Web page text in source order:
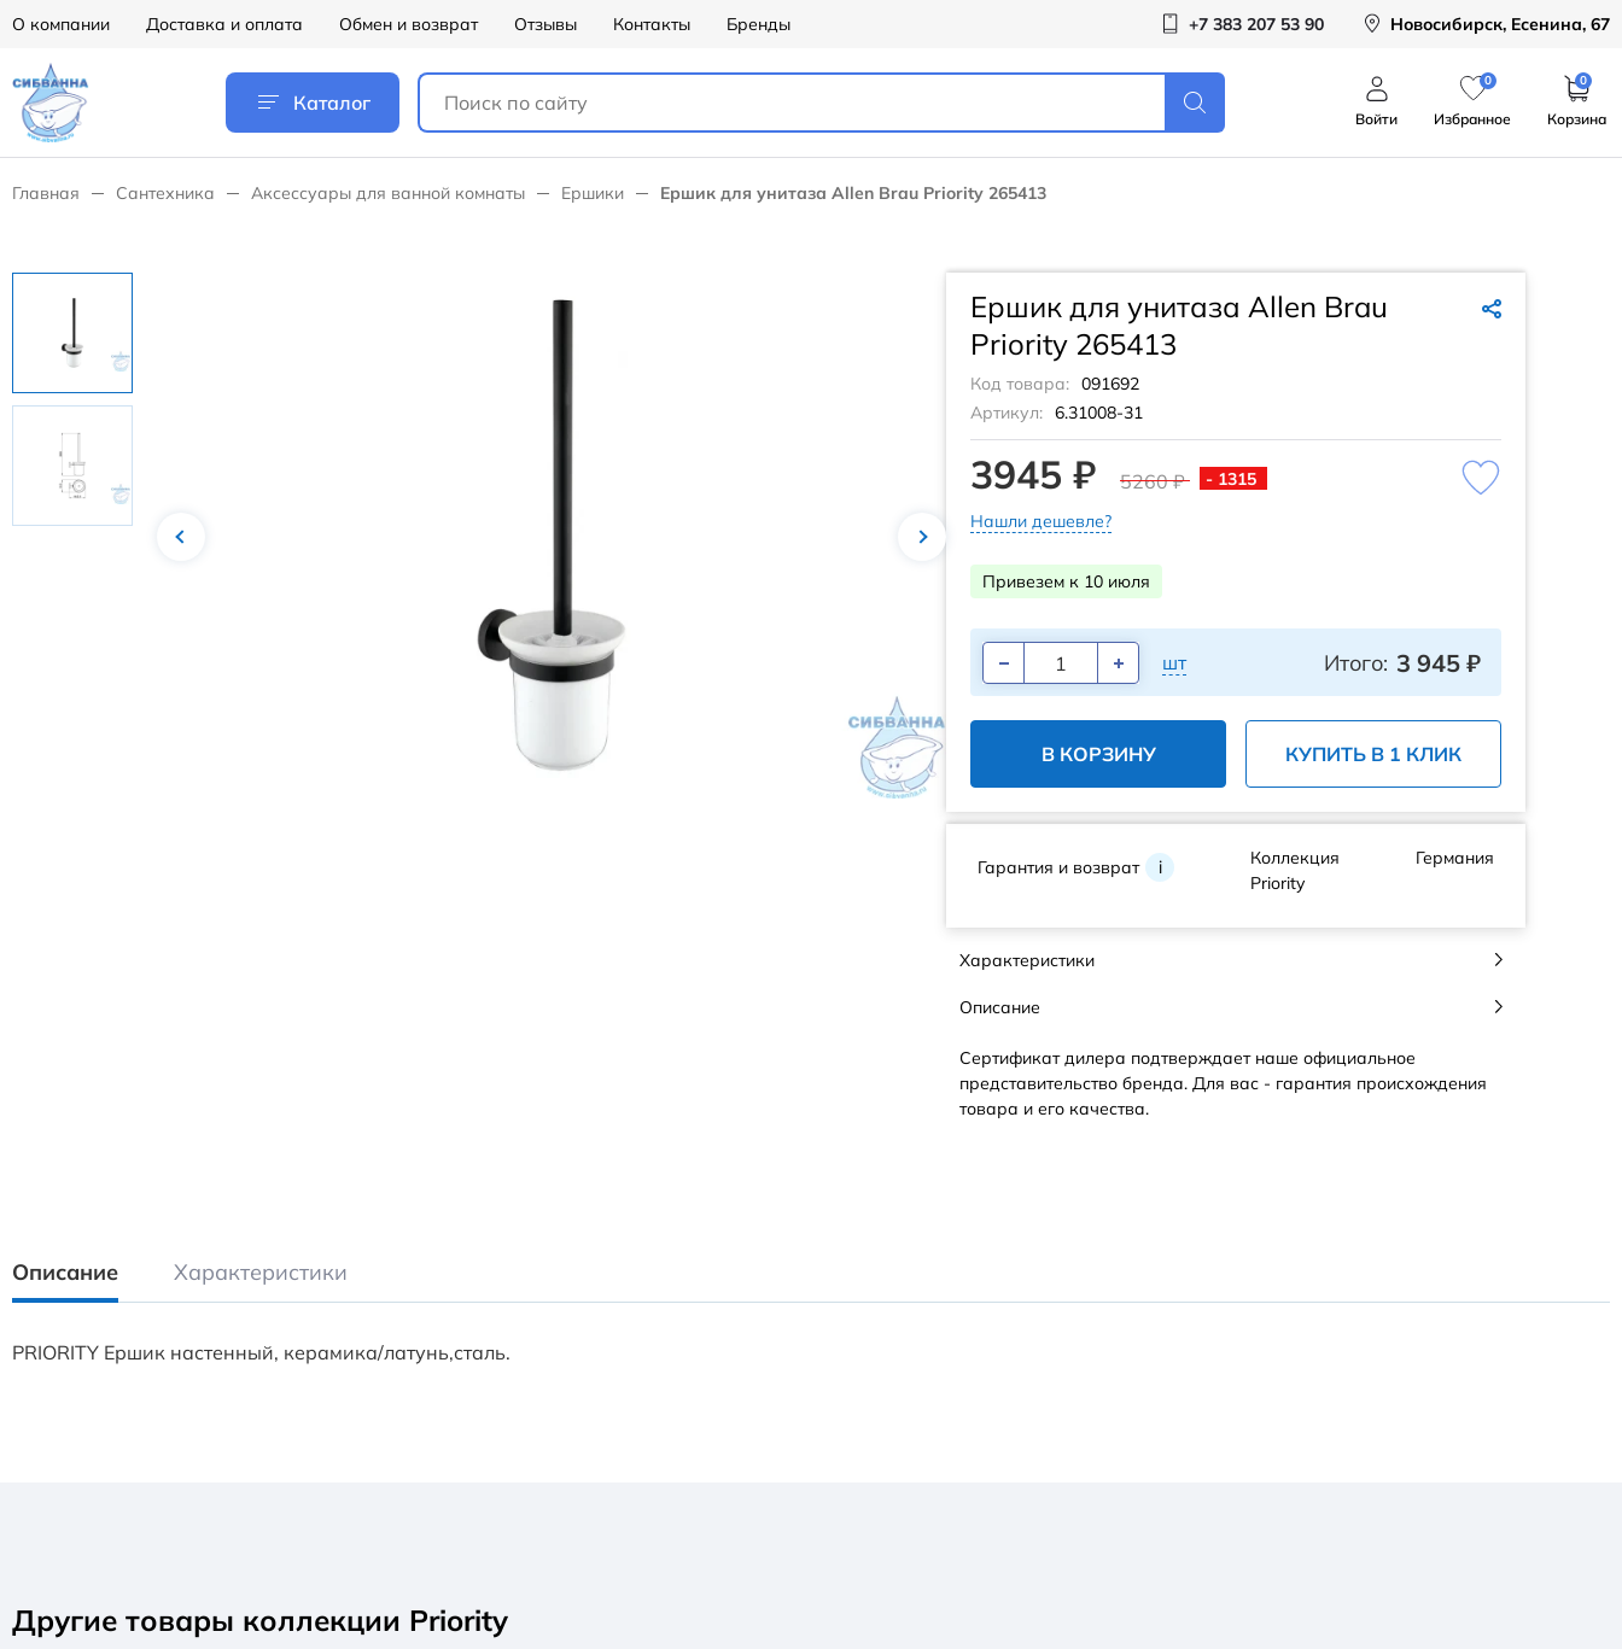
О компании Доставка и оплата Обмен и возврат Отзывы Контакты Бренды +7 383 207 53 90 Новосибирск, Есенина, 67
Каталог
Войти
0
Избранное
0
Корзина
Главная Сантехника Аксессуары для ванной комнаты Ершики Ершик для унитаза Allen Brau Priority 265413
Ершик для унитаза Allen Brau
Priority 265413
Код товара: 091692
Артикул: 6.31008-31
3945 ₽ 5260 ₽
- 1315
Нашли дешевле?
Привезем к 10 июля
шт Итого: 3 945 ₽
В КОРЗИНУ КУПИТЬ В 1 КЛИК
Гарантия и возврат i
Коллекция
Priority
Германия
Характеристики
Описание
Сертификат дилера подтверждает наше официальное
представительство бренда. Для вас - гарантия происхождения
товара и его качества.
Описание Характеристики
PRIORITY Ершик настенный, керамика/латунь,сталь.
Другие товары коллекции Priority